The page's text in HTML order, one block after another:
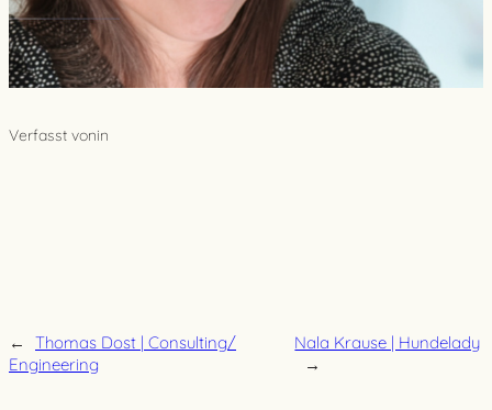
Verfasst vonin
←
Thomas Dost | Consulting/
Engineering
Nala Krause | Hundelady
→